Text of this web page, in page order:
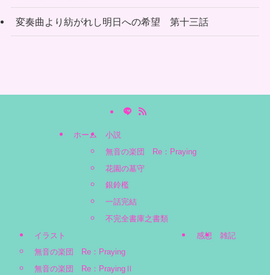
変奏曲より紡がれし明日への希望 第十三話
ホーム
小説
無音の楽団 Re：Praying
花園の墓守
銀鈴檻
一話完結
不完全書庫之書類
イラスト
無音の楽団 Re：Praying
無音の楽団 Re：PrayingⅡ
感想 雑記